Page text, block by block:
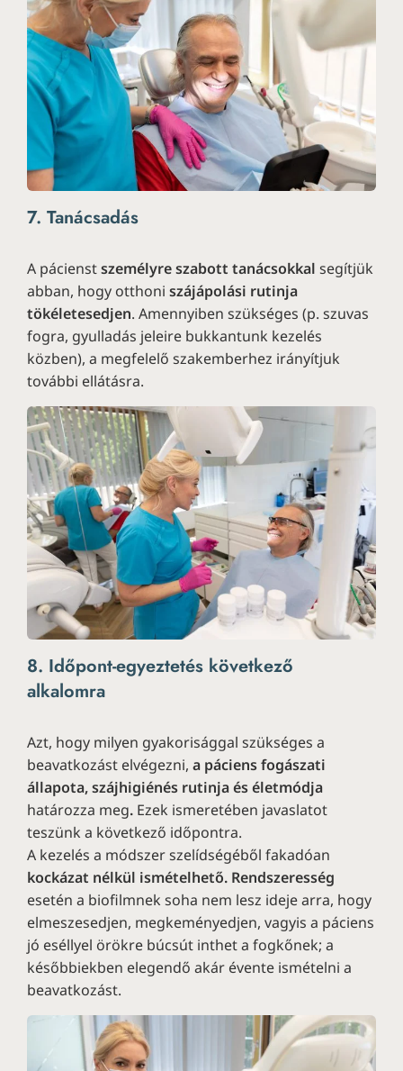
7. Tanácsadás
A pácienstszemélyre szabott tanácsokkal segítjük
abban, hogy otthoni szájápolási rutinja
tökéletesedjen. Amennyiben szükséges (p. szuvas
fogra, gyulladás jeleire bukkantunk kezelés
közben), a megfelelő szakemberhez irányítjuk
további ellátásra.
8. Időpont-egyeztetés következő
alkalomra
Azt, hogy milyen gyakorisággal szükséges a
beavatkozást elvégezni, a páciens fogászati
állapota, szájhigiénés rutinja és életmódja
határozza meg. Ezek ismeretében javaslatot
teszünk a következő időpontra.
A kezelés a módszer szelídségéből fakadóan
kockázat nélkül ismételhető. Rendszeresség
esetén a biofilmnek soha nem lesz ideje arra, hogy
elmeszesedjen, megkeményedjen, vagyis a páciens
jó eséllyel örökre búcsút inthet a fogkőnek; a
későbbiekben elegendő akár évente ismételni a
beavatkozást.